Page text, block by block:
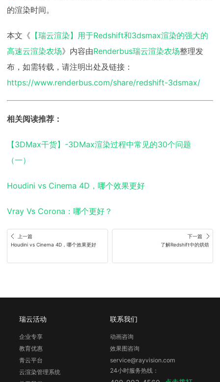
的渲染时间。
本文《 【瑞云渲染】用于Redshift和3dsmax渲染的强大的
高速云渲染农场》内容由Renderbus瑞云渲染农场整理发
布，如需转载，请注明出处及链接：
https://www.renderbus.com/share/redshift-3dsmax/
相关阅读推荐：
【3DMax干货】-3DMax渲染过程中常见的30个问题
（一）
Houdini vs Cinema 4D，哪个效果更好
Vray Vs Corona：哪个更好？
上一篇
Houdini vs Cinema 4D，哪个效果更好
下一篇
了解Redshift中的烘焙
瑞云活动
企业专享
教育优惠
青云平台
云渲染管理系统
联系我们
动画咨询
效果图咨询
service@rayvision.com
24小时服务热线：